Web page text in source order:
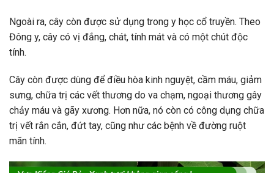
Ngoài ra, cây còn được sử dụng trong y học cổ truyền. Theo
Đông y, cây có vị đắng, chát, tính mát và có một chút độc
tính.
Cây còn được dùng để điều hòa kinh nguyệt, cầm máu, giảm
sưng, chữa trị các vết thương do va chạm, ngoại thương gây
chảy máu và gãy xương. Hơn nữa, nó còn có công dụng chữa
trị vết rắn cắn, đứt tay, cũng như các bệnh về đường ruột
mãn tính.